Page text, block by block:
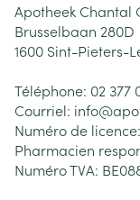
Apotheek Chantal
Brusselbaan 280D
1600 Sint-Pieters-
Téléphone: 02 377
Courriel: info@
Numéro de licence:
Pharmacien
Numéro TVA: